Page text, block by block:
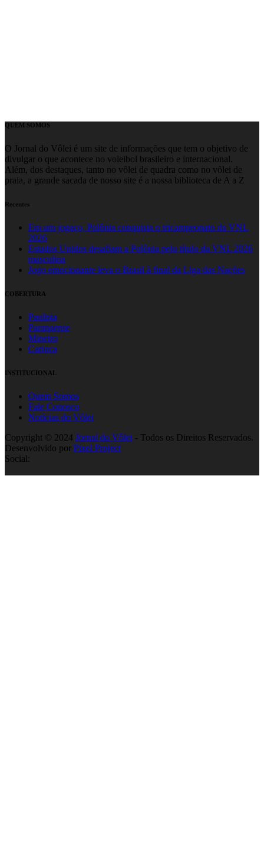
QUEM SOMOS
O Jornal do Vôlei é um site de informações que tem o objetivo de
divulgar o que acontece no voleibol brasileiro e internacional.
Além, dos destaques, tanto no vôlei de quadra como no vôlei de
praia, a grande sacada de nosso site é a nossa biblioteca de A a Z
Recentes
Em um jogaço, Polônia conquista o tricampeonato da VNL
2026
Estados Unidos desafiam a Polônia pelo título da VNL 2026
masculina
Jogo emocionante leva o Brasil à final da Liga das Nações
COBERTURA
Paulista
Paranaense
Mineiro
Carioca
INSTITUCIONAL
Quem Somos
Fale Conosco
Notícias do Vôlei
Copyright © 2024 Jornal do Vôlei - Todos os Direitos Reservados.
Desenvolvido por Pixel Project
Social: